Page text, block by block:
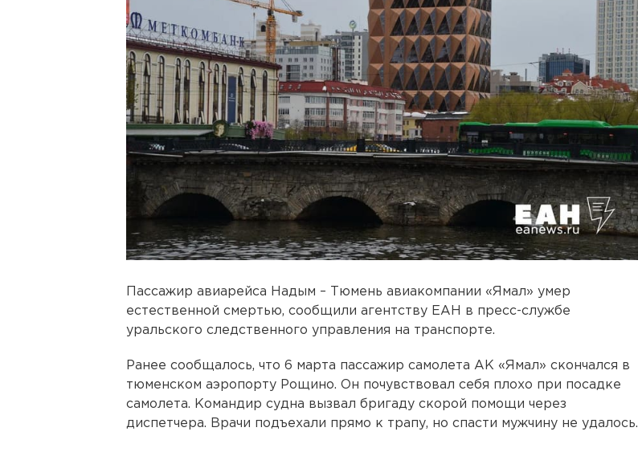
Пассажир авиарейса Надым – Тюмень авиакомпании «Ямал» умер
естественной смертью, сообщили агентству ЕАН в пресс-службе
уральского следственного управления на транспорте.
Ранее сообщалось, что 6 марта пассажир самолета АК «Ямал» скончался в
тюменском аэропорту Рощино. Он почувствовал себя плохо при посадке
самолета. Командир судна вызвал бригаду скорой помощи через
диспетчера. Врачи подъехали прямо к трапу, но спасти мужчину не удалось.